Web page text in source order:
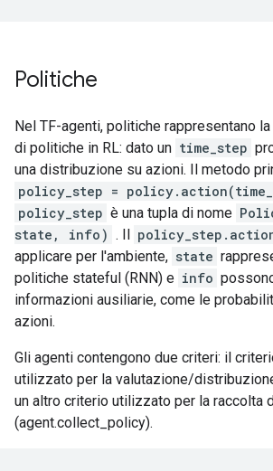
Politiche
Nel TF-agenti, politiche rappresentano
di politiche in RL: dato un time_step
una distribuzione su azioni. Il metodo
policy_step =
policy_step è una tupla di nome
state, info) . Il
applicare per l'ambiente, state
politiche stateful (RNN) e info
informazioni ausiliarie, come le
azioni.
Gli agenti contengono due criteri: il
utilizzato per la valutazione/
un altro criterio utilizzato per la raccolta
(agent.collect_policy).